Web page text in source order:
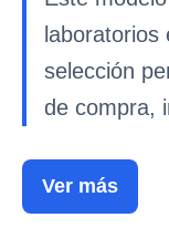
laboratorios
selección
de compra,
Ver más